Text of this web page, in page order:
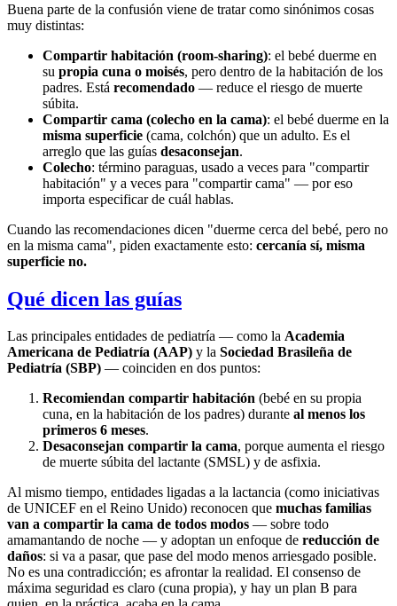
Buena parte de la confusión viene de tratar como sinónimos cosas
muy distintas:
Compartir habitación (room-sharing): el bebé duerme en
su propia cuna o moisés, pero dentro de la habitación de los
padres. Está recomendado — reduce el riesgo de muerte
súbita.
Compartir cama (colecho en la cama): el bebé duerme en la
misma superficie (cama, colchón) que un adulto. Es el
arreglo que las guías desaconsejan.
Colecho: término paraguas, usado a veces para "compartir
habitación" y a veces para "compartir cama" — por eso
importa especificar de cuál hablas.
Cuando las recomendaciones dicen "duerme cerca del bebé, pero no
en la misma cama", piden exactamente esto: cercanía sí, misma
superficie no.
Qué dicen las guías
Las principales entidades de pediatría — como la Academia
Americana de Pediatría (AAP) y la Sociedad Brasileña de
Pediatría (SBP) — coinciden en dos puntos:
Recomiendan compartir habitación (bebé en su propia
cuna, en la habitación de los padres) durante al menos los
primeros 6 meses.
Desaconsejan compartir la cama, porque aumenta el riesgo
de muerte súbita del lactante (SMSL) y de asfixia.
Al mismo tiempo, entidades ligadas a la lactancia (como iniciativas
de UNICEF en el Reino Unido) reconocen que muchas familias
van a compartir la cama de todos modos — sobre todo
amamantando de noche — y adoptan un enfoque de reducción de
daños: si va a pasar, que pase del modo menos arriesgado posible.
No es una contradicción; es afrontar la realidad. El consenso de
máxima seguridad es claro (cuna propia), y hay un plan B para